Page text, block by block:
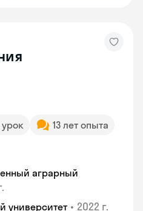
урок
13 лет опыта
аграрный
университет • 2022 г.